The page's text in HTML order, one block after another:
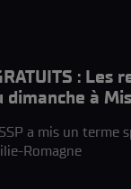
: Les
dimanche à
a mis un terme
Romagne